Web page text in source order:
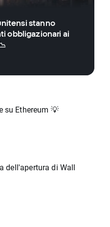
stanno
obbligazionari ai
su Ethereum 💡
dell'apertura di Wall